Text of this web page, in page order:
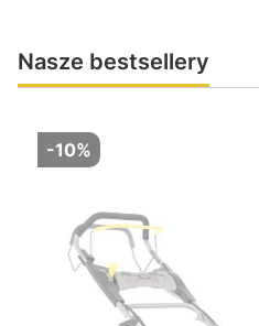
Nasze bestsellery
-10%